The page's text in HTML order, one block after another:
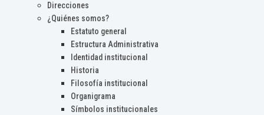
Direcciones
¿Quiénes somos?
Estatuto general
Estructura Administrativa
Identidad institucional
Historia
Filosofía institucional
Organigrama
Símbolos institucionales